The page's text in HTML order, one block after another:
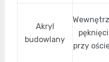
Akryl
budowlany
przy